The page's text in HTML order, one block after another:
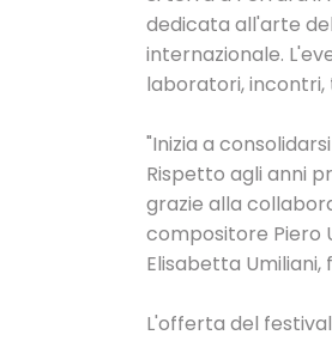
dedicata all'arte
internazionale.
laboratori, incontri,
"Inizia a
Rispetto agli anni
grazie alla
compositore Piero
Elisabetta Umiliani,
L'offerta del